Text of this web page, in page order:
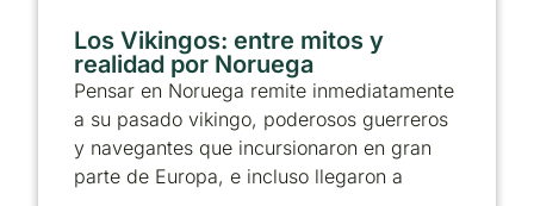
Los Vikingos: entre mitos y
realidad por Noruega
Pensar en Noruega remite inmediatamente
a su pasado vikingo, poderosos guerreros
y navegantes que incursionaron en gran
parte de Europa, e incluso llegaron a